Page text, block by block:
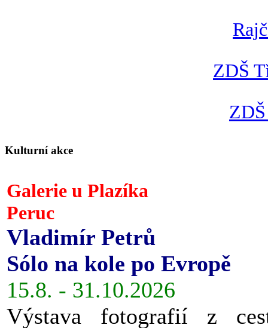
ZDŠ
Kulturní akce
Galerie u Plazíka
Peruc
Vladimír Petrů
Sólo na kole po Evropě
15.8. - 31.10.2026
Výstava fotografií z